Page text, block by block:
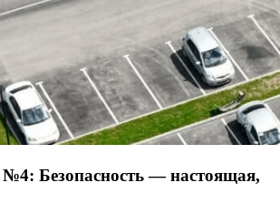
Безопасность — настоящая,